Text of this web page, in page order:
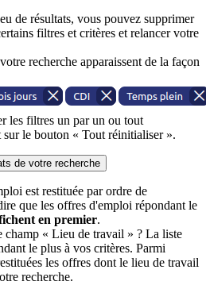
de résultats, vous pouvez supprimer
filtres et critères et relancer votre
recherche apparaissent de la façon
les filtres un par un ou tout
le bouton « Tout réinitialiser ».
de votre recherche
est restituée par ordre de
que les offres d'emploi répondant le
en premier.
champ « Lieu de travail » ? La liste
le plus à vos critères. Parmi
les offres dont le lieu de travail
recherche.